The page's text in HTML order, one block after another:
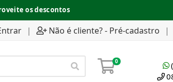
os descontos
| Não é cliente? - Pré-cadastro |
0